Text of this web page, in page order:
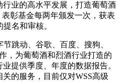
业的高水平发展，打造葡萄酒
彰基金每两年颁发一次，获表
名和审核。
跳动、谷歌、百度、搜狗、
，为葡萄酒和烈酒行业打造的
提供季度、年度的数据报告。
的服务，目前仅对WSS高级